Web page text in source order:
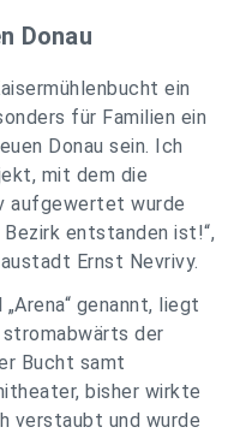
Donau
ein
für Familien ein
Donau sein. Ich
mit dem die
aufgewertet wurde
entstanden ist!“,
Ernst Nevrivy.
genannt, liegt
stromabwärts der
Bucht samt
bisher wirkte
verstaubt und wurde